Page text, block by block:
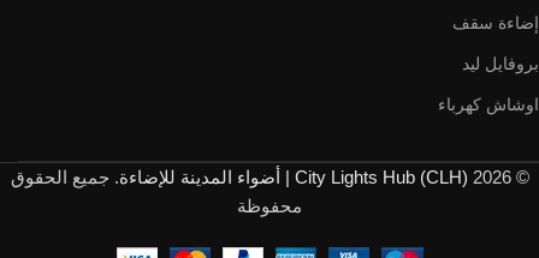
إضاءة سقف
بروفايل ليد
اوشاش كهرباء
© 2026 City Lights Hub (CLH) | أضواء المدينة للإضاءة
. جميع الحقوق
محفوظة